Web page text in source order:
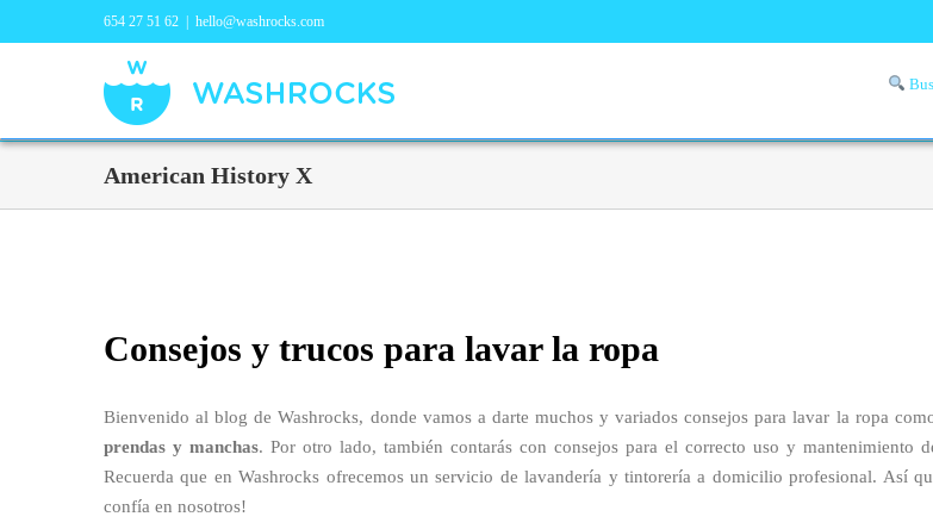
654 27 51 62 | hello@washrocks.com
American History X
Consejos y trucos para lavar la ropa
Bienvenido al blog de Washrocks, donde vamos a darte muchos y variados consejos para lavar la ropa
prendas y manchas. Por otro lado, también contarás con consejos para el correcto uso y
Recuerda que en Washrocks ofrecemos un servicio de lavandería y tintorería a domicilio profesional. Así
confía en nosotros!